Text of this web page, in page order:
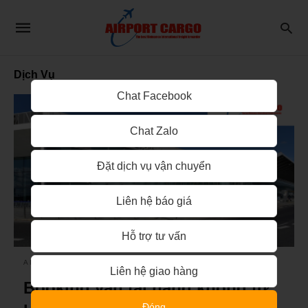
Dịch Vụ
AIRPORT CARGO
Booking vận tải hàng không từ
Chat Facebook
Chat Zalo
Đặt dịch vụ vận chuyển
Liên hệ báo giá
Hỗ trợ tư vấn
Liên hệ giao hàng